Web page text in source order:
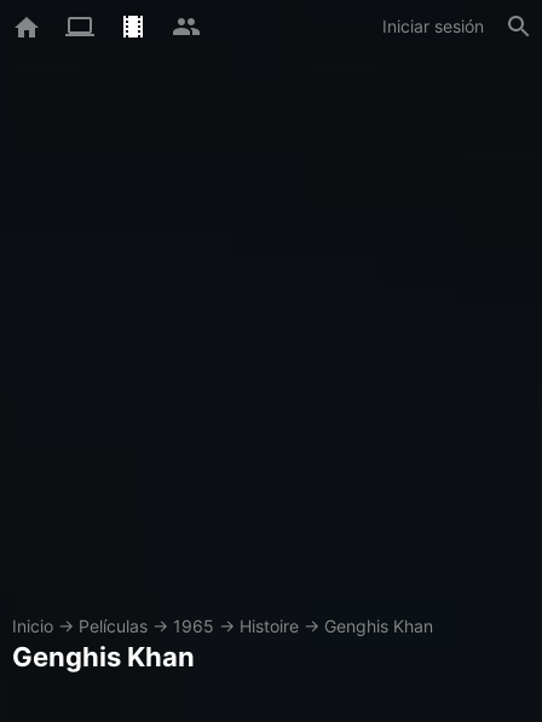
Iniciar sesión
Inicio → Películas → 1965 → Histoire → Genghis Khan
Genghis Khan